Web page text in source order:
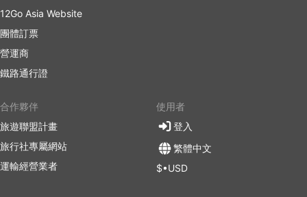
12Go Asia Website
團體訂票
營運商
鐵路通行證
合作夥伴
旅遊聯盟計畫
旅行社專屬網站
運輸經營業者
使用者
登入
繁體中文
$•USD